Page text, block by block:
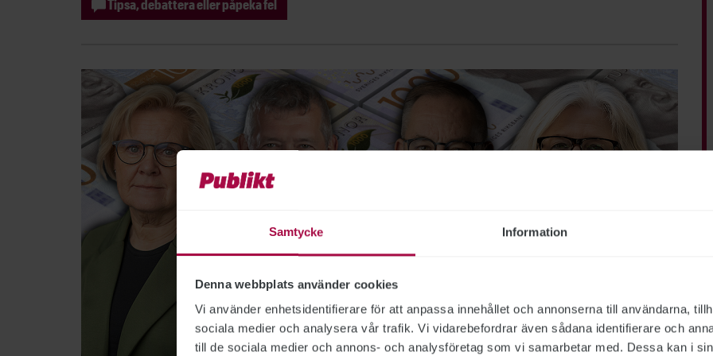
Samtycke Information
Denna webbplats använder cookies
Vi använder enhetsidentifierare för att anpassa innehållet och annonserna till användarna,
sociala medier och analysera vår trafik. Vi vidarebefordrar även sådana identifierare och
till de sociala medier och annons- och analysföretag som vi samarbetar med. Dessa kan i
Tipsa, debattera eller påpeka fel